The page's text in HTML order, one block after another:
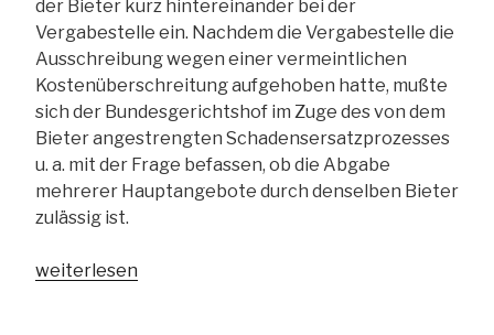
der Bieter kurz hintereinander bei der
Vergabestelle ein. Nachdem die Vergabestelle die
Ausschreibung wegen einer vermeintlichen
Kostenüberschreitung aufgehoben hatte, mußte
sich der Bundesgerichtshof im Zuge des von dem
Bieter angestrengten Schadensersatzprozesses
u. a. mit der Frage befassen, ob die Abgabe
mehrerer Hauptangebote durch denselben Bieter
zulässig ist.
„BGH:
weiterlesen